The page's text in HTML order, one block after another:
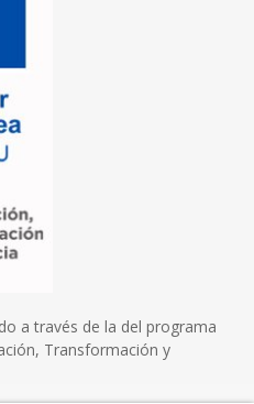
a través de la del programa
Transformación y